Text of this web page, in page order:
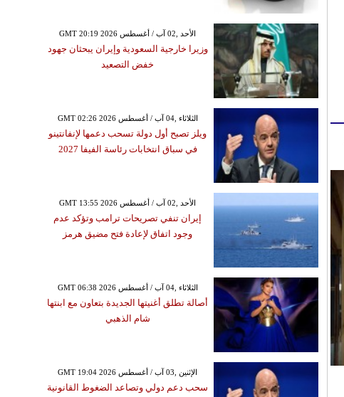
GMT 20:19 2026 الأحد ,02 آب / أغسطس
وزيرا خارجية السعودية وإيران يبحثان جهود
خفض التصعيد
GMT 02:26 2026 الثلاثاء ,04 آب / أغسطس
ويلز تصبح أول دولة تسحب دعمها لإنفانتينو
في سباق انتخابات رئاسة الفيفا 2027
GMT 13:55 2026 الأحد ,02 آب / أغسطس
إيران تنفي تصريحات ترامب وتؤكد عدم
وجود اتفاق لإعادة فتح مضيق هرمز
GMT 06:38 2026 الثلاثاء ,04 آب / أغسطس
أصالة تطلق أغنيتها الجديدة بتعاون مع ابنتها
شام الذهبي
GMT 19:04 2026 الإثنين ,03 آب / أغسطس
سحب دعم دولي وتصاعد الضغوط القانونية